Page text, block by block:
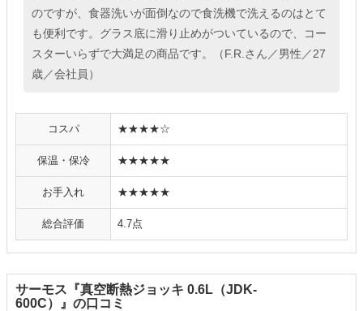
のですが、食器洗いが面倒なので食洗機で洗えるのはとて
も便利です。グラス底に滑り止めがついているので、コー
スターいらずで大満足の商品です。（F.R.さん／男性／27
歳／会社員）
コスパ ★★★★☆
保温・保冷 ★★★★★
お手入れ ★★★★★
総合評価 4.7点
サーモス『真空断熱ジョッキ 0.6L（JDK-
600C）』の口コミ